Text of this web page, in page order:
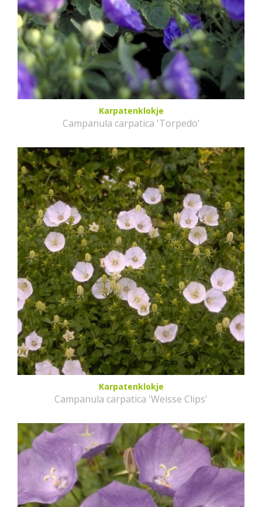
Karpatenklokje
Campanula carpatica 'Torpedo'
Karpatenklokje
Campanula carpatica 'Weisse Clips'